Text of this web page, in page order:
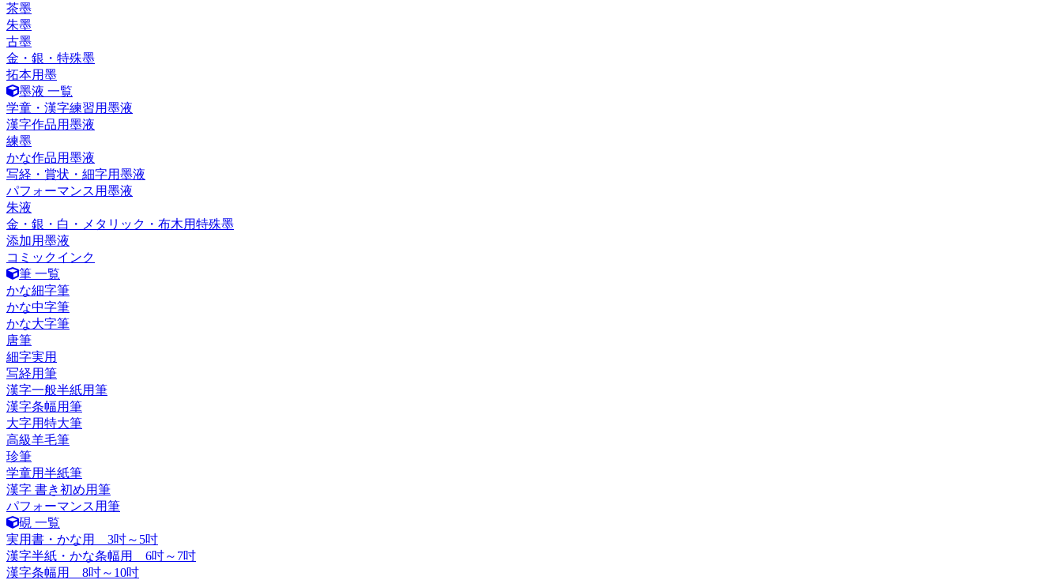
茶墨
朱墨
古墨
金・銀・特殊墨
拓本用墨
墨液 一覧
学童・漢字練習用墨液
漢字作品用墨液
練墨
かな作品用墨液
写経・賞状・細字用墨液
パフォーマンス用墨液
朱液
金・銀・白・メタリック・布木用特殊墨
添加用墨液
コミックインク
筆 一覧
かな細字筆
かな中字筆
かな大字筆
唐筆
細字実用
写経用筆
漢字一般半紙用筆
漢字条幅用筆
大字用特大筆
高級羊毛筆
珍筆
学童用半紙筆
漢字 書き初め用筆
パフォーマンス用筆
硯 一覧
実用書・かな用 3吋～5吋
漢字半紙・かな条幅用 6吋～7吋
漢字条幅用 8吋～10吋